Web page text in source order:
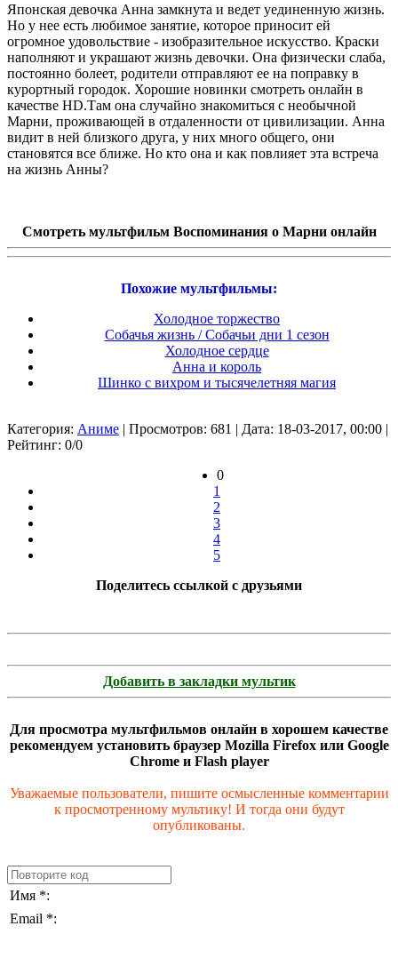
Японская девочка Анна замкнута и ведет уединенную жизнь.
Но у нее есть любимое занятие, которое приносит ей
огромное удовольствие - изобразительное искусство. Краски
наполняют и украшают жизнь девочки. Она физически слаба,
постоянно болеет, родители отправляют ее на поправку в
курортный городок. Хорошие новинки смотреть онлайн в
качестве HD.Там она случайно знакомиться с необычной
Марни, проживающей в отдаленности от цивилизации. Анна
видит в ней близкого друга, у них много общего, они
становятся все ближе. Но кто она и как повлияет эта встреча
на жизнь Анны?
Смотреть мультфильм Воспоминания о Марни онлайн
Похожие мультфильмы:
Холодное торжество
Собачья жизнь / Собачьи дни 1 сезон
Холодное сердце
Анна и король
Шинко с вихром и тысячелетняя магия
Категория: Аниме | Просмотров: 681 | Дата: 18-03-2017, 00:00 |
Рейтинг: 0/0
0
1
2
3
4
5
Поделитесь ссылкой с друзьями
Добавить в закладки мультик
Для просмотра мультфильмов онлайн в хорошем качестве
рекомендуем установить браузер Mozilla Firefox или Google
Chrome и Flash player
Уважаемые пользователи, пишите осмысленные комментарии
к просмотренному мультику! И тогда они будут
опубликованы.
Имя *:
Email *: